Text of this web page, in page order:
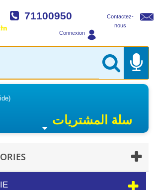
Contactez-
nous
71100950
Connexion
سلة المشتريات